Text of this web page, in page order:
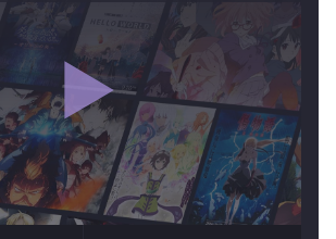
страницу или выберите другой плеер!
аниме необходимо установить VPN
：Аркейн